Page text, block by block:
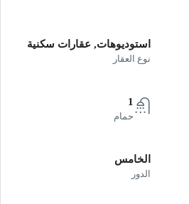
استوديوهات, عقارات سكنية
نوع العقار
1
حمام
الخامس
الدور